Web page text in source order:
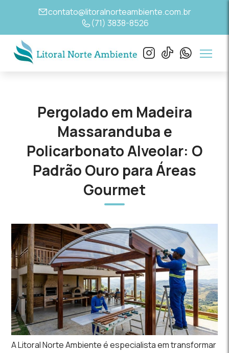
contato@litoralnorteambiente.com.br
(71) 3838-8526
Pergolado em Madeira
Massaranduba e
Policarbonato Alveolar: O
Padrão Ouro para Áreas
Gourmet
A Litoral Norte Ambiente é especialista em transformar